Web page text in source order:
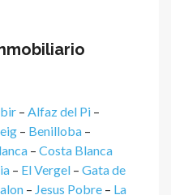
– Alfaz del Pi –
– Benilloba –
– Costa Blanca
– El Vergel – Gata de
– Jesus Pobre – La